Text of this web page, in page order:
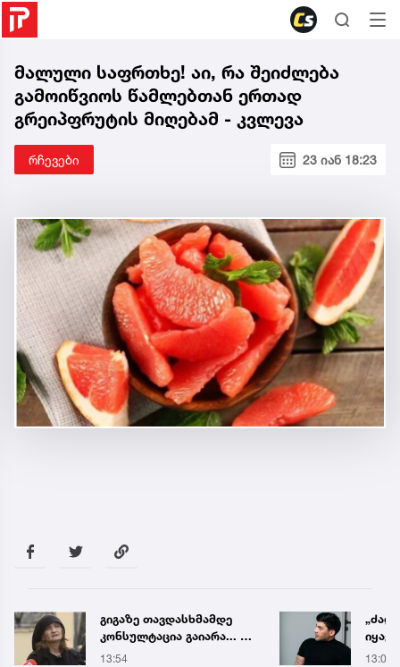
მალული საფრთხე! აი, რა შეიძლება
გამოიწვიოს წამლებთან ერთად
გრეიპფრუტის მიღებამ - კვლევა
რჩევები 23 იან 18:23
„ძალიან ფრთხილად
იყავით, ვისთან
მიდიხართ და ვის
13:03 33